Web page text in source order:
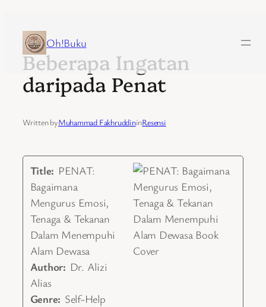
content
Oh!Buku
Beberapa Ingatan
daripada Penat
Written byMuhammad FakhruddininResensi
Title: PENAT:
Bagaimana
Mengurus Emosi,
Tenaga & Tekanan
Dalam Menempuhi
Alam Dewasa
Author: Dr. Alizi
Alias
Genre: Self-Help